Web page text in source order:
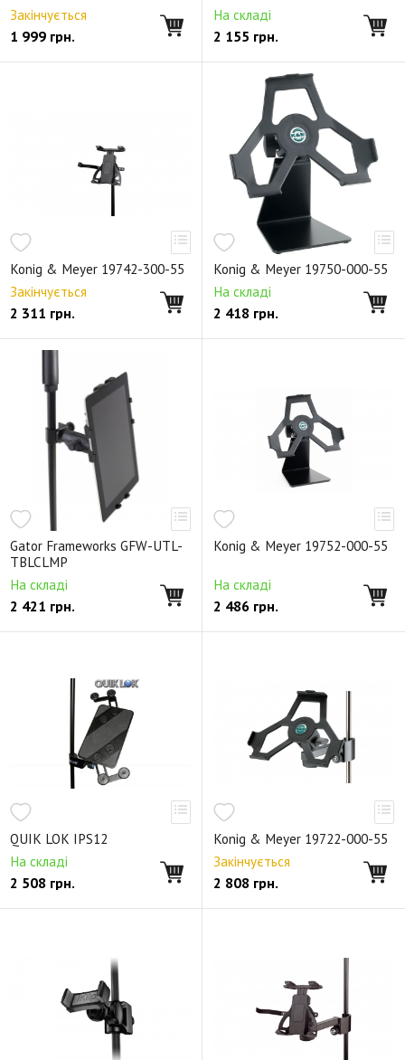
Закінчується
1 999 грн.
На складі
2 155 грн.
Konig & Meyer 19742-300-55
Закінчується
2 311 грн.
Konig & Meyer 19750-000-55
На складі
2 418 грн.
Gator Frameworks GFW-UTL-
TBLCLMP
На складі
2 421 грн.
Konig & Meyer 19752-000-55
На складі
2 486 грн.
QUIK LOK IPS12
На складі
2 508 грн.
Konig & Meyer 19722-000-55
Закінчується
2 808 грн.